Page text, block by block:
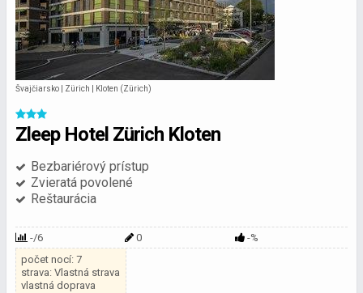
Švajčiarsko | Zürich | Kloten (Zürich)
Zleep Hotel Zürich Kloten
Bezbariérový prístup
Zvieratá povolené
Reštaurácia
-/6 0
-%
počet nocí: 7
strava: Vlastná strava
vlastná doprava